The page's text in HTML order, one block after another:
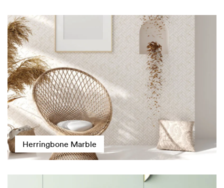
Herringbone Marble